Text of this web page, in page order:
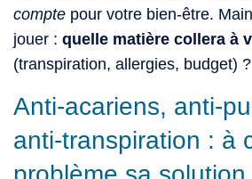
compte pour votre bien-être.
jouer : quelle matière collera à
(transpiration, allergies, budget) ?
Anti-acariens, anti-
anti-transpiration : à